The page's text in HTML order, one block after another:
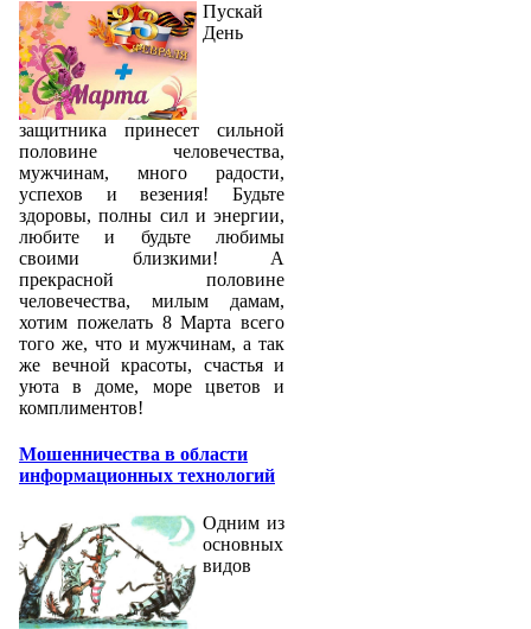
Пускай
День
защитника принесет сильной
половине человечества,
мужчинам, много радости,
успехов и везения! Будьте
здоровы, полны сил и энергии,
любите и будьте любимы
своими близкими! А
прекрасной половине
человечества, милым дамам,
хотим пожелать 8 Марта всего
того же, что и мужчинам, а так
же вечной красоты, счастья и
уюта в доме, море цветов и
комплиментов!
Мошенничества в области
информационных технологий
Одним из
основных
видов